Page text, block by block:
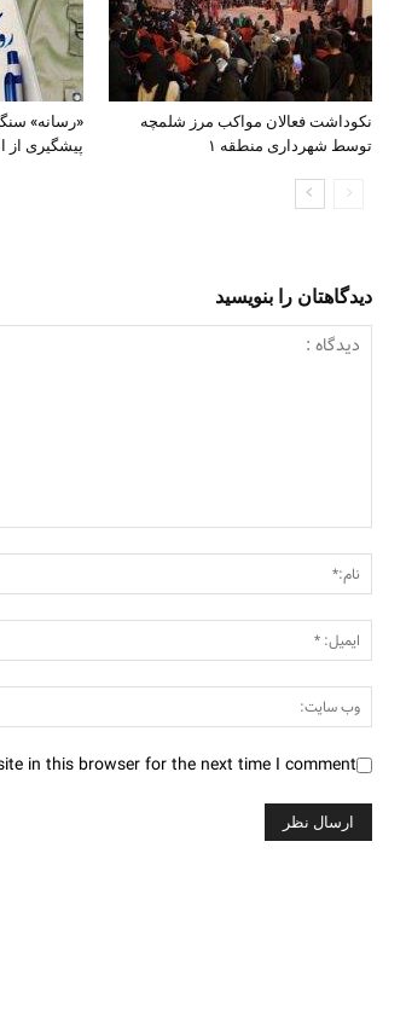
«رسانه»
پیشگیری از
نکوداشت فعالان مواکب مرز شلمچه
توسط شهرداری منطقه ۱
دیدگاهتان را بنویسید
in this browser for the next time I comment.